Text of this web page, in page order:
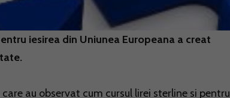
iesirea din Uniunea Europeana a creat
au observat cum cursul lirei sterline si pentru